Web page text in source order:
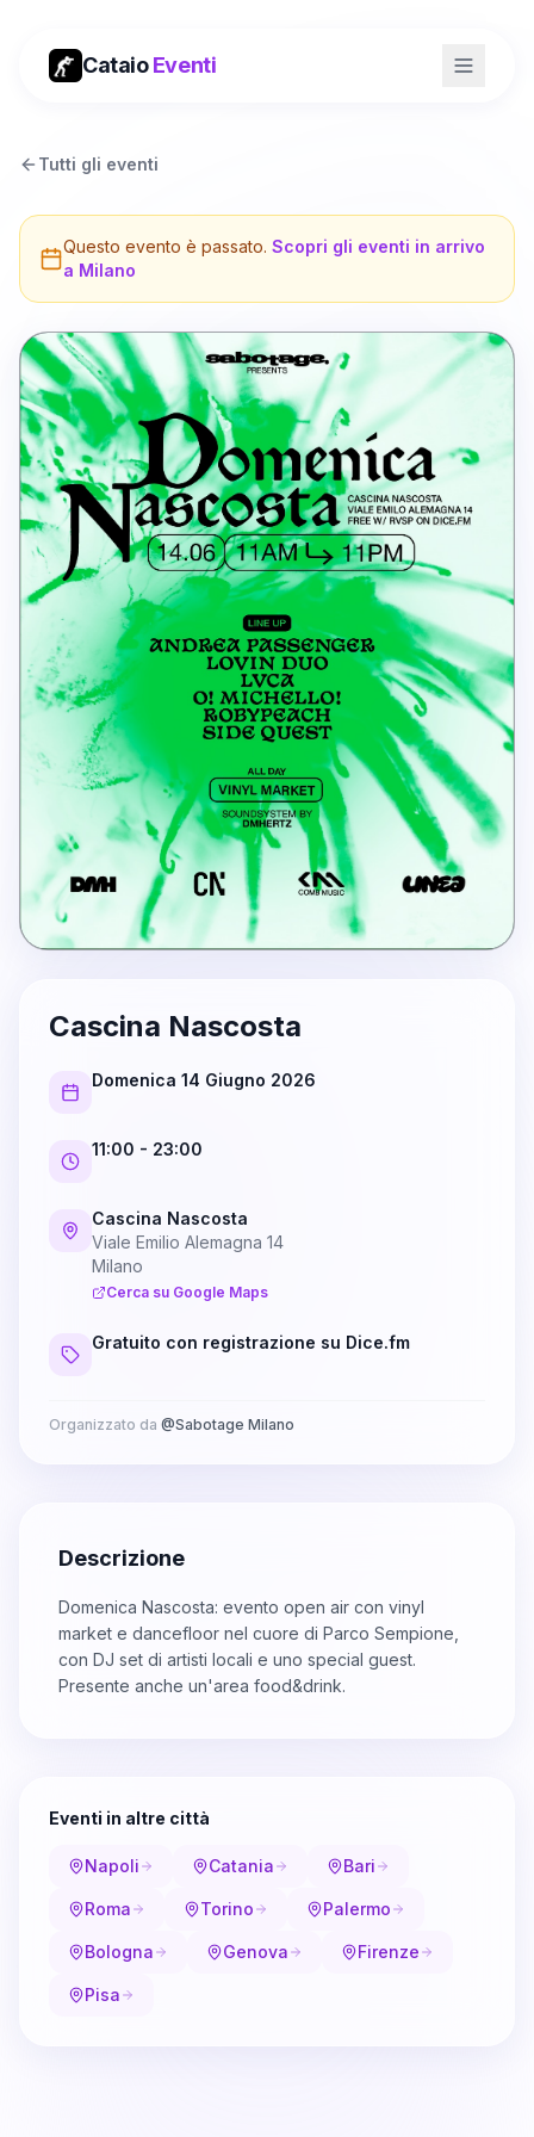
CataioEventi
Tutti gli eventi
Questo evento è passato. Scopri gli eventi in arrivo
a Milano
Cascina Nascosta
Domenica 14 Giugno 2026
11:00 - 23:00
Cascina Nascosta
Viale Emilio Alemagna 14
Milano
Cerca su Google Maps
Gratuito con registrazione su Dice.fm
Organizzato da @Sabotage Milano
Descrizione
Domenica Nascosta: evento open air con vinyl
market e dancefloor nel cuore di Parco Sempione,
con DJ set di artisti locali e uno special guest.
Presente anche un'area food&drink.
Eventi in altre città
Napoli Catania Bari
Roma Torino Palermo
Bologna Genova Firenze
Pisa